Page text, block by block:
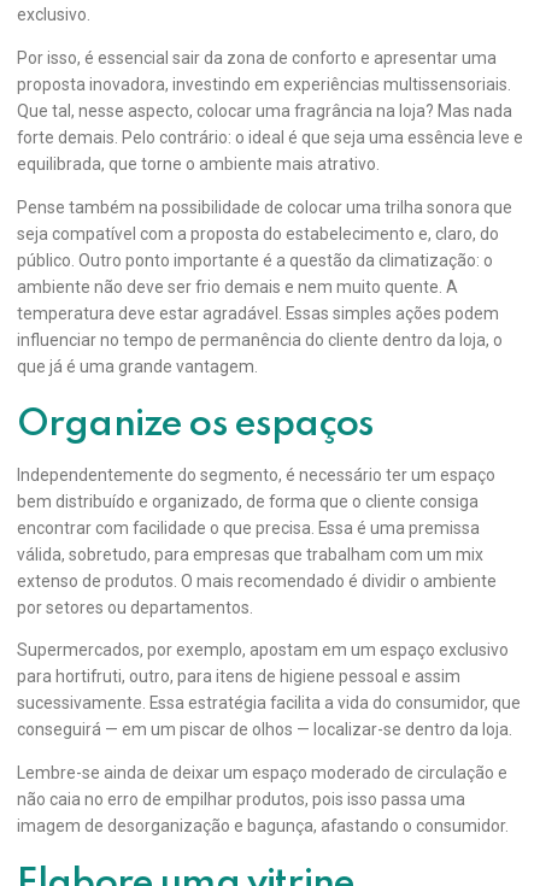
exclusivo.
Por isso, é essencial sair da zona de conforto e apresentar uma
proposta inovadora, investindo em experiências multissensoriais.
Que tal, nesse aspecto, colocar uma fragrância na loja? Mas nada
forte demais. Pelo contrário: o ideal é que seja uma essência leve e
equilibrada, que torne o ambiente mais atrativo.
Pense também na possibilidade de colocar uma trilha sonora que
seja compatível com a proposta do estabelecimento e, claro, do
público. Outro ponto importante é a questão da climatização: o
ambiente não deve ser frio demais e nem muito quente. A
temperatura deve estar agradável. Essas simples ações podem
influenciar no tempo de permanência do cliente dentro da loja, o
que já é uma grande vantagem.
Organize os espaços
Independentemente do segmento, é necessário ter um espaço
bem distribuído e organizado, de forma que o cliente consiga
encontrar com facilidade o que precisa. Essa é uma premissa
válida, sobretudo, para empresas que trabalham com um mix
extenso de produtos. O mais recomendado é dividir o ambiente
por setores ou departamentos.
Supermercados, por exemplo, apostam em um espaço exclusivo
para hortifruti, outro, para itens de higiene pessoal e assim
sucessivamente. Essa estratégia facilita a vida do consumidor, que
conseguirá — em um piscar de olhos — localizar-se dentro da loja.
Lembre-se ainda de deixar um espaço moderado de circulação e
não caia no erro de empilhar produtos, pois isso passa uma
imagem de desorganização e bagunça, afastando o consumidor.